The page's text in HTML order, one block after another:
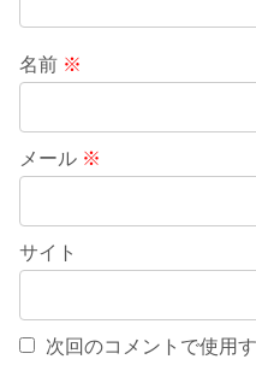
名前 ※
メール ※
サイト
次回のコメントで使用